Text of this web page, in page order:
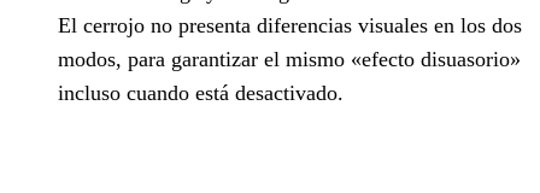
El cerrojo no presenta diferencias visuales en los dos
modos, para garantizar el mismo «efecto disuasorio»
incluso cuando está desactivado.